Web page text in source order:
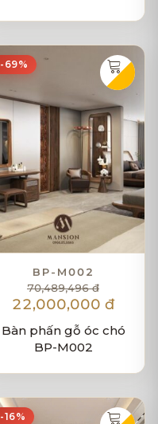
-69%
BP-M002
70,489,496 đ
22,000,000 đ
Bàn phấn gỗ óc chó
BP-M002
-16%